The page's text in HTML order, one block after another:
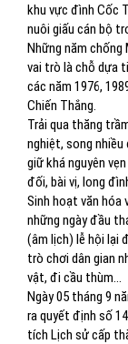
khu vực đình Cốc
nuôi giấu cán bộ
Những năm
vai trò là chỗ dựa
các năm 1976,
Chiến Thắng.
Trải qua thăng
nghiệt, song
giữ khá nguyên
đối, bài vị, long
Sinh hoạt văn hóa
những ngày đầu
(âm lịch) lễ hội lại
trò chơi dân gian
vật, đi cầu thùm…
Ngày 05 tháng 9
ra quyết định số
tích Lịch sử cấp